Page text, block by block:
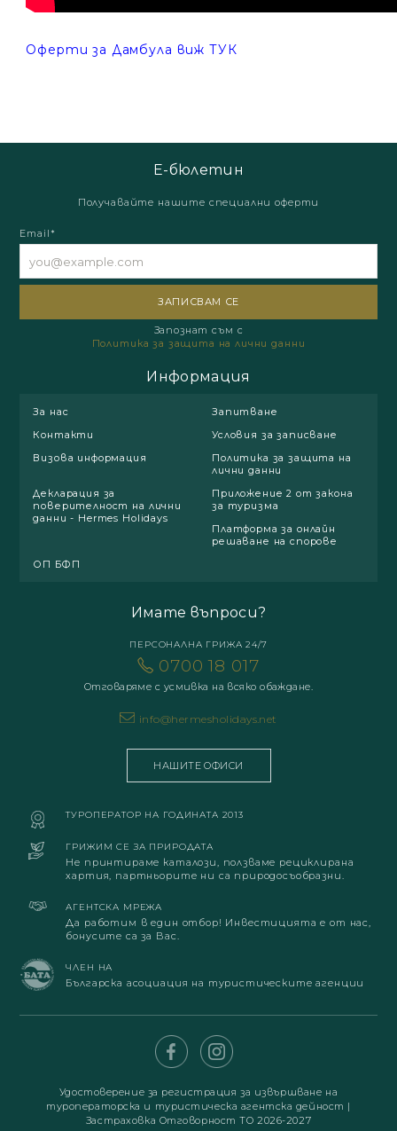
Оферти за Дамбула виж ТУК
Е-бюлетин
Получавайте нашите специални оферти
Email*
Запознат съм с
Политика за защита на лични данни
Информация
За нас
Запитване
Контакти
Условия за записване
Визова информация
Политика за защита на
лични данни
Декларация за
поверителност на лични
данни - Hermes Holidays
Приложение 2 от закона
за туризма
Платформа за онлайн
решаване на спорове
ОП БФП
Имате въпроси?
ПЕРСОНАЛНА ГРИЖА 24/7
0700 18 017
Отговаряме с усмивка на всяко обаждане.
info@hermesholidays.net
НАШИТЕ ОФИСИ
ТУРОПЕРАТОР НА ГОДИНАТА 2013
ГРИЖИМ СЕ ЗА ПРИРОДАТА
Не принтираме каталози, ползваме рециклирана
хартия, партньорите ни са природосъобразни.
АГЕНТСКА МРЕЖА
Да работим в един отбор! Инвестицията е от нас,
бонусите са за Вас.
ЧЛЕН НА
Българска асоциация на туристическите агенции
Удостоверение за регистрация за извършване на
туроператорска и туристическа агентска дейност |
Застраховка Отговорност ТО 2026-2027